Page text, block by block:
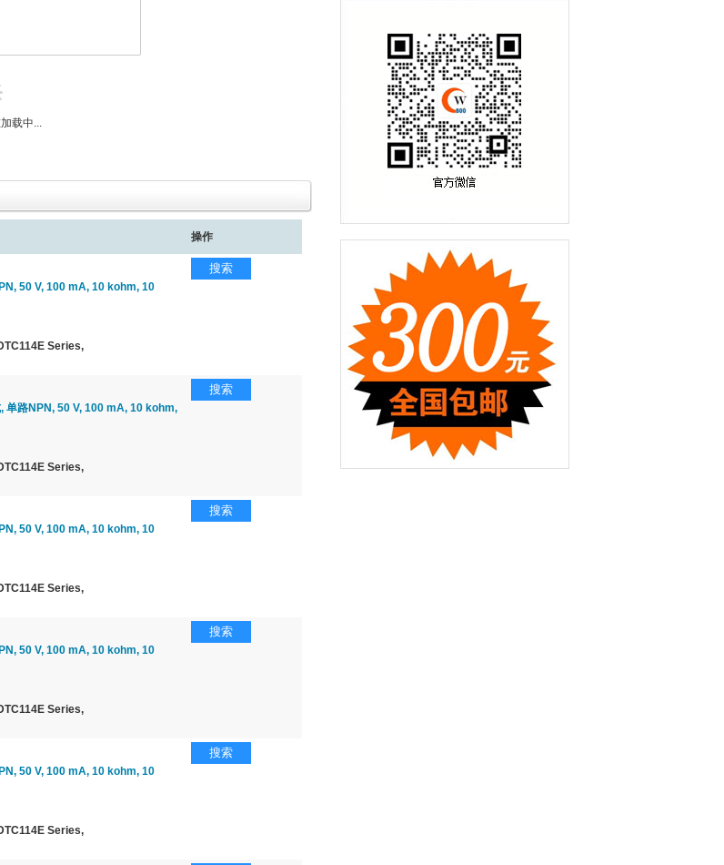
载中...
操作
50 V, 100 mA, 10 kohm, 10
Series,
搜索
单路NPN, 50 V, 100 mA, 10 kohm,
Series,
搜索
50 V, 100 mA, 10 kohm, 10
Series,
搜索
50 V, 100 mA, 10 kohm, 10
Series,
搜索
50 V, 100 mA, 10 kohm, 10
Series,
搜索